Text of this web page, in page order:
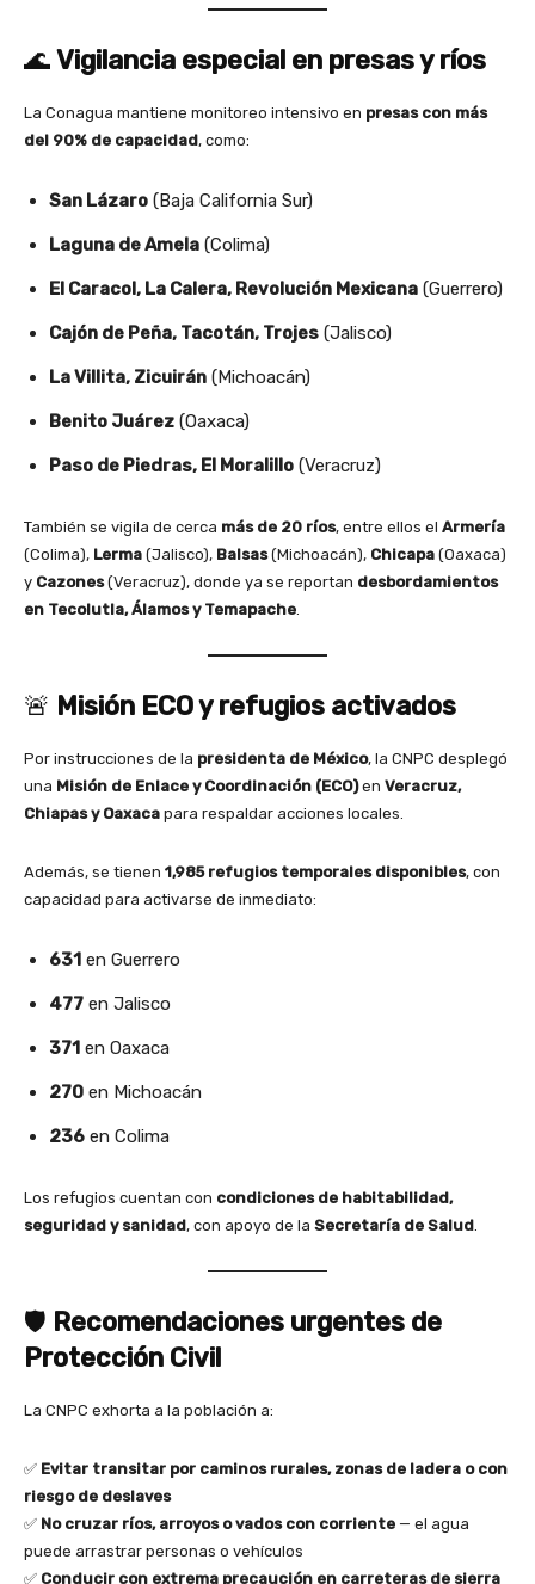
🌊Vigilancia especial en presas y ríos
La Conagua mantiene monitoreo intensivo en presas con más
del 90% de capacidad, como:
San Lázaro (Baja California Sur)
Laguna de Amela (Colima)
El Caracol, La Calera, Revolución Mexicana (Guerrero)
Cajón de Peña, Tacotán, Trojes (Jalisco)
La Villita, Zicuirán (Michoacán)
Benito Juárez (Oaxaca)
Paso de Piedras, El Moralillo (Veracruz)
También se vigila de cerca más de 20 ríos, entre ellos el Armería
(Colima), Lerma (Jalisco), Balsas(Michoacán), Chicapa (Oaxaca)
y Cazones(Veracruz), donde ya se reportan desbordamientos
en Tecolutla, Álamos y Temapache
🚨 Misión ECO y refugios activados
Por instrucciones de la presidenta de México, la CNPC desplegó
una Misión de Enlace y Coordinación (ECO)en Veracruz,
Chiapas y Oaxaca para respaldar acciones locales.
Además, se tienen 1,985 refugios temporales disponibles, con
capacidad para activarse de inmediato:
631 en Guerrero
477 en Jalisco
371 en Oaxaca
270 en Michoacán
236 en Colima
Los refugios cuentan con condiciones de habitabilidad,
seguridad y sanidad, con apoyo de la Secretaría de Salud
🛡️ Recomendaciones urgentes de
Protección Civil
La CNPC exhorta a la población a:
✅ Evitar transitar por caminos rurales, zonas de ladera o con
riesgo de deslaves
✅ No cruzar ríos, arroyos o vados con corriente — el agua
puede arrastrar personas o vehículos
✅ Conducir con extrema precaución en carreteras de sierra